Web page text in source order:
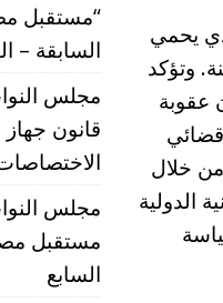
يحمي
وتؤكد
عقوبة
من خلال
الدولية
“مستقبل
السابقة –
قانون
مجلس
مستقبل مصر
السابع